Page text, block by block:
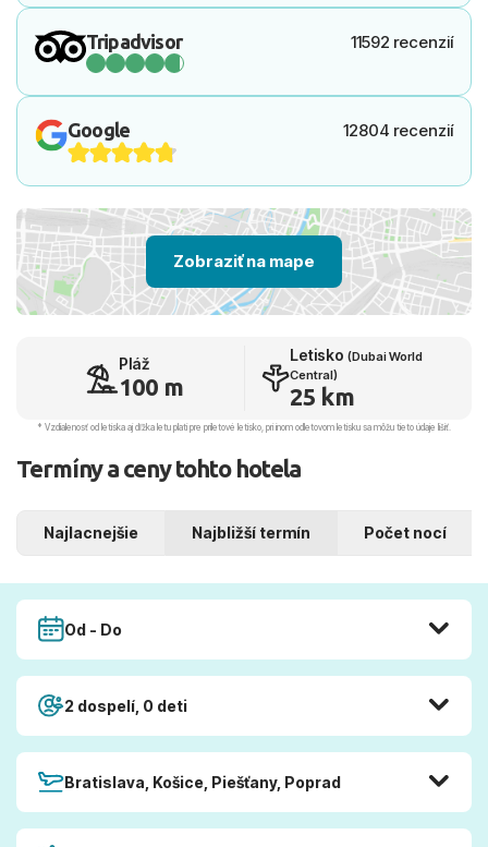
Tripadvisor 11592 recenzií
Google 12804 recenzií
Zobraziť na mape
Pláž
100 m
Letisko (Dubai World
Central)
25 km
* Vzdialenosť od letiska aj dľžka letu platí pre príletové letisko, pri inom odletovom letisku sa môžu tieto údaje líšiť.
Termíny a ceny tohto hotela
Najlacnejšie Najbližší termín Počet nocí
Od - Do
2 dospelí, 0 deti
Bratislava, Košice, Piešťany, Poprad